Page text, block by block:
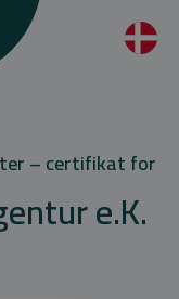
– certifikat for
e.K.